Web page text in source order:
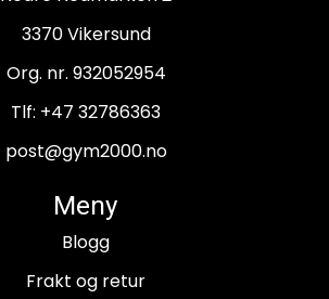
3370 Vikersund
Org. nr. 932052954
Tlf: +47 32786363
post@gym2000.no
Meny
Blogg
Frakt og retur